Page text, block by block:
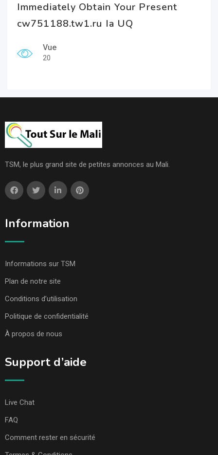
Immediately Obtain Your Present
cw751188.tw1.ru Ia UQ
Vue
20
TSM, le plus grand site de petites annonces au Mali.
Information
Informations sur TSM
Plan de notre site
Conditions d’utilisation
Politique de confidentialité
À propos de nous
Support d’aide
Live Chat
FAQ
Comment rester en sécurité